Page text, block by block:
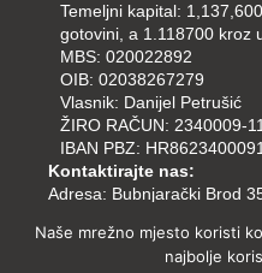
Temeljni kapital:
gotovini, a 1.118700 kroz
MBS: 020022892
OIB: 02038267279
Vlasnik: Danijel Petrušić
ŽIRO RAČUN: 2340009-
IBAN PBZ:
Kontaktirajte nas:
Adresa: Bubnjarački Brod
Mob: 095-9578-733
Naše mrežno mjesto koristi
najbolje